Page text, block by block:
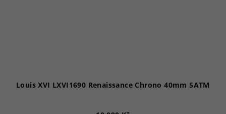
Louis XVI LXVI1690 Renaissance Chrono 40mm 5ATM